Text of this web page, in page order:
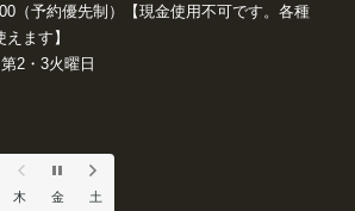
（予約優先制）【現金使用不可です。各種
ます】
2・3火曜日
木 金
土